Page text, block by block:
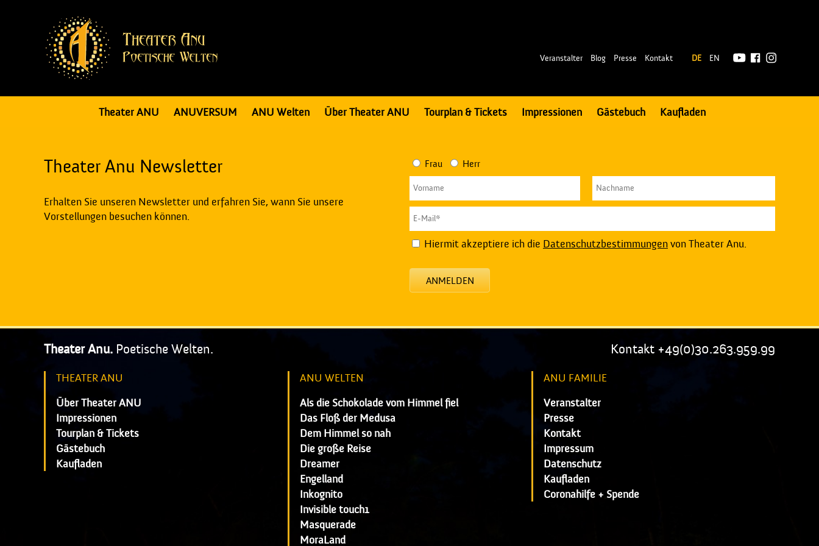
Veranstalter Blog Presse Kontakt DE EN
Theater ANU ANUVERSUM ANU Welten Über Theater ANU Tourplan & Tickets Impressionen Gästebuch Kaufladen
Theater Anu Newsletter
Erhalten Sie unseren Newsletter und erfahren Sie, wann Sie unsere
Vorstellungen besuchen können.
Frau Herr
Hiermit akzeptiere ich die Datenschutzbestimmungenvon Theater Anu.
ANMELDEN
Theater Anu. Poetische Welten. Kontakt +49(0)30.263.959.99
THEATER ANU
Über Theater ANU
Impressionen
Tourplan & Tickets
Gästebuch
Kaufladen
ANU WELTEN
Als die Schokolade vom Himmel fiel
Das Floß der Medusa
Dem Himmel so nah
Die große Reise
Dreamer
Engelland
Inkognito
Invisible touch1
Masquerade
MoraLand
ANU FAMILIE
Veranstalter
Presse
Kontakt
Impressum
Datenschutz
Kaufladen
Coronahilfe + Spende